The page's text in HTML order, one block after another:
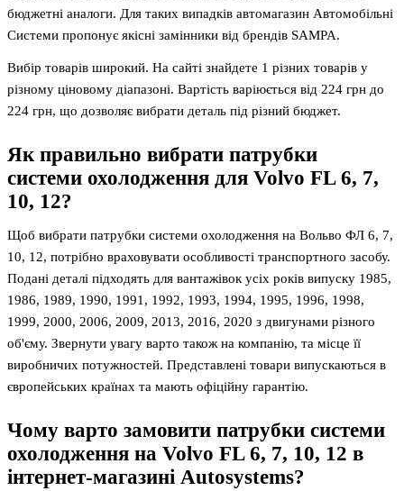
бюджетні аналоги. Для таких випадків автомагазин Автомобільні
Системи пропонує якісні замінники від брендів SAMPA.
Вибір товарів широкий. На сайті знайдете 1 різних товарів у
різному ціновому діапазоні. Вартість варіюється від 224 грн до
224 грн, що дозволяє вибрати деталь під різний бюджет.
Як правильно вибрати патрубки
системи охолодження для Volvo FL 6, 7,
10, 12?
Щоб вибрати патрубки системи охолодження на Вольво ФЛ 6, 7,
10, 12, потрібно враховувати особливості транспортного засобу.
Подані деталі підходять для вантажівок усіх років випуску 1985,
1986, 1989, 1990, 1991, 1992, 1993, 1994, 1995, 1996, 1998,
1999, 2000, 2006, 2009, 2013, 2016, 2020 з двигунами різного
об'єму. Звернути увагу варто також на компанію, та місце її
виробничих потужностей. Представлені товари випускаються в
європейських країнах та мають офіційну гарантію.
Чому варто замовити патрубки системи
охолодження на Volvo FL 6, 7, 10, 12 в
інтернет-магазині Autosystems?